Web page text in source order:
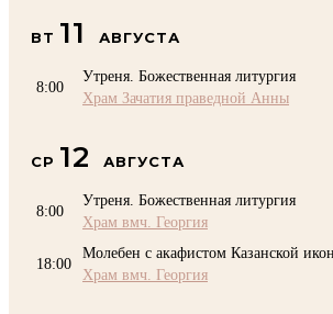
ВТ 11 АВГУСТА
8:00
Утреня. Божественная литургия
Храм Зачатия праведной Анны
СР 12 АВГУСТА
8:00
Утреня. Божественная литургия
Храм вмч. Георгия
18:00
Молебен с акафистом Казанской
Храм вмч. Георгия